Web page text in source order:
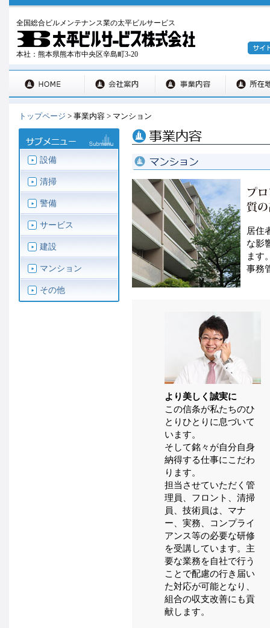
全国総合ビルメンテナンス業の太平ビルサービス
本社：熊本県熊本市中央区辛島町3-20
トップページ > 事業内容 > マンション
設備
清掃
警備
サービス
建設
マンション
その他
居住
な影
ます
事務
より美しく誠実に
この信条が私たちのひ
とりひとりに息づいて
います。
そして銘々が自分自身
納得する仕事にこだわ
ります。
担当させていただく管
理員、フロント、清掃
員、技術員は、マナ
ー、実務、コンプライ
アンス等の必要な研修
を受講しています。主
要な業務を自社で行う
ことで配慮の行き届い
た対応が可能となり、
組合の収支改善にも貢
献します。